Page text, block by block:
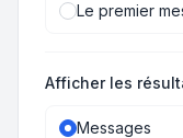
Le premier
Afficher les
Messages